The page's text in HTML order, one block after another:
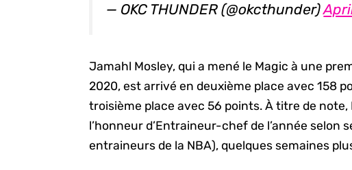
— OKC THUNDER (@okcthunder)
Jamahl Mosley, qui a mené le Magic à une
2020, est arrivé en deuxième place avec 158
troisième place avec 56 points. À titre de
l’honneur d’Entraineur-chef de l’année selon
entraineurs de la NBA), quelques semaines